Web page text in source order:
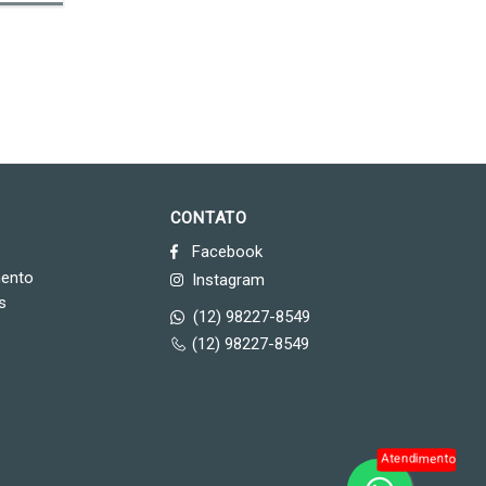
CONTATO
Facebook
Instagram
(12) 98227-8549
(12) 98227-8549
Atendimento